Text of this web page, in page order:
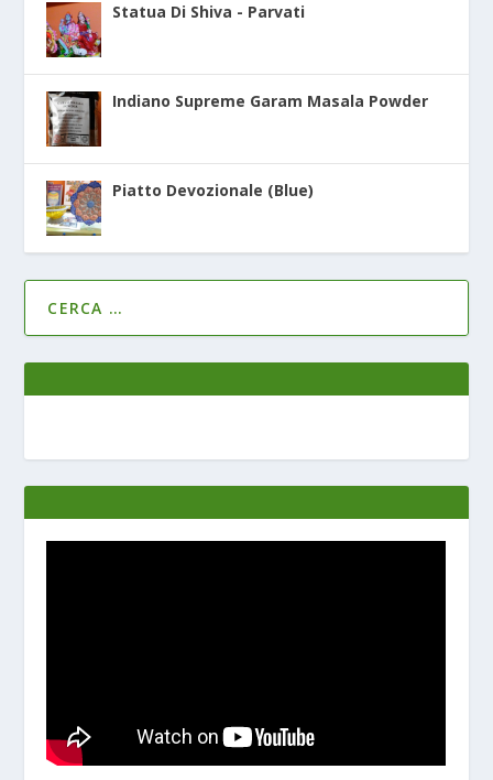
Statua Di Shiva - Parvati
Indiano Supreme Garam Masala Powder
Piatto Devozionale (Blue)